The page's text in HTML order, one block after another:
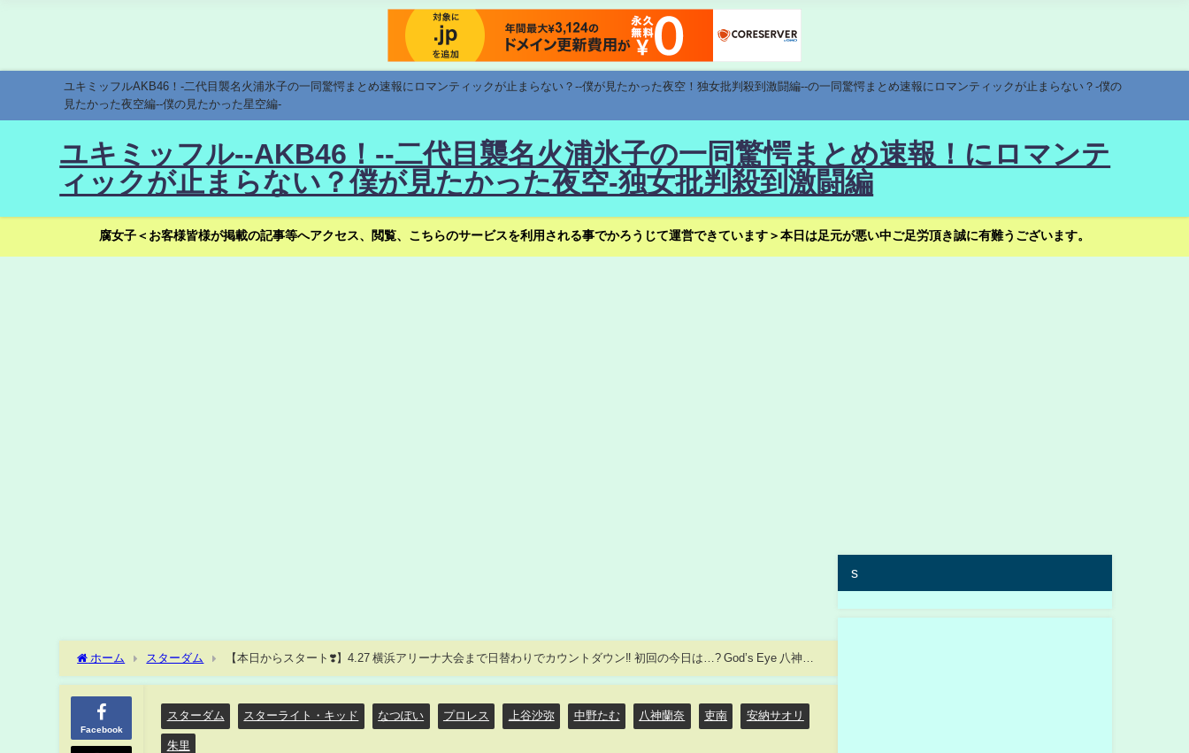
ユキミッフルAKB46！-二代目襲名火浦氷子の一同驚愕まとめ速報にロマンティックが止まらない？--僕が見たかった夜空！独女批判殺到激闘編--の一同驚愕まとめ速報にロマンティックが止まらない？-僕の
見たかった夜空編--僕の見たかった星空編-
ユキミッフル--AKB46！--二代目襲名火浦氷子の一同驚愕まとめ速報！にロマンテ
ィックが止まらない？僕が見たかった夜空-独女批判殺到激闘編
腐女子＜お客様皆様が掲載の記事等へアクセス、閲覧、こちらのサービスを利用される事でかろうじて運営できています＞本日は足元が悪い中ご足労頂き誠に有難うございます。
ホーム スターダム
【本日からスタート❣️】4.27 横浜アリーナ大会まで日替わりでカウントダウン‼️ 初回の今日は…? God’s Eye 八神蘭
奈！
Facebook
スターダム スターライト・キッド なつぽい プロレス 上谷沙弥 中野たむ 八神蘭奈 吏南 安納サオリ
朱里
s